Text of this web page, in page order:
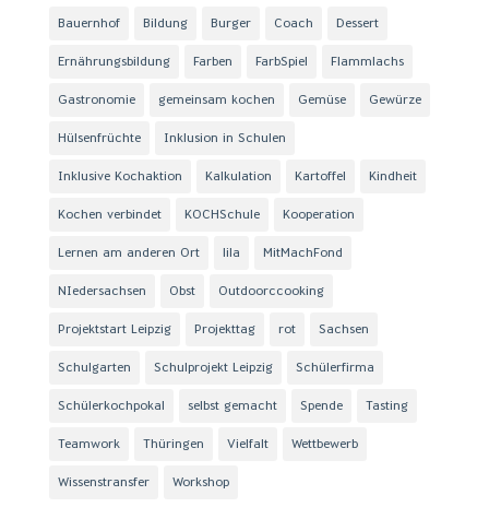
Bauernhof Bildung Burger Coach Dessert
Ernährungsbildung Farben FarbSpiel Flammlachs
Gastronomie gemeinsam kochen Gemüse Gewürze
Hülsenfrüchte Inklusion in Schulen
Inklusive Kochaktion Kalkulation Kartoffel Kindheit
Kochen verbindet KOCHSchule Kooperation
Lernen am anderen Ort lila MitMachFond
NIedersachsen Obst Outdoorccooking
Projektstart Leipzig Projekttag rot Sachsen
Schulgarten Schulprojekt Leipzig Schülerfirma
Schülerkochpokal selbst gemacht Spende Tasting
Teamwork Thüringen Vielfalt Wettbewerb
Wissenstransfer Workshop